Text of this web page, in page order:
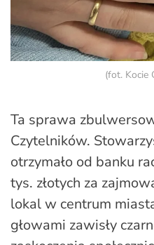
(fot. Kocie
Ta sprawa
Czytelników.
otrzymało od banku
tys. złotych za
lokal w centrum
głowami zawisły